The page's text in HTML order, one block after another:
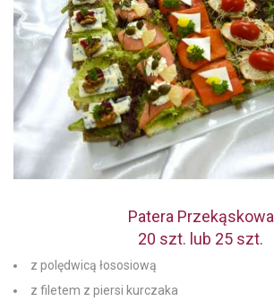
Patera Przekąskowa
20 szt. lub 25 szt.
z polędwicą łososiową
z filetem z piersi kurczaka